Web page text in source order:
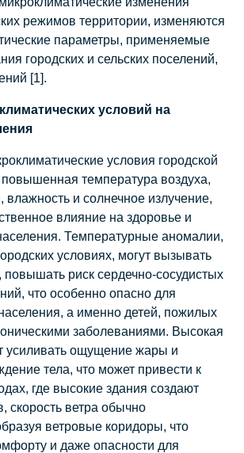
режимов территории, изменяются
параметры, применяемые
городских и сельских поселений,
[1].
условий на
условия городской
повышенная температура воздуха,
влажность и солнечное излучение,
влияние на здоровье и
Температурные аномалии,
условиях, могут вызывать
повышать риск сердечно-сосудистых
что особенно опасно для
а именно детей, пожилых
заболеваниями. Высокая
усиливать ощущение жары и
тела, что может привести к
где высокие здания создают
скорость ветра обычно
ветровые коридоры, что
и даже опасности для